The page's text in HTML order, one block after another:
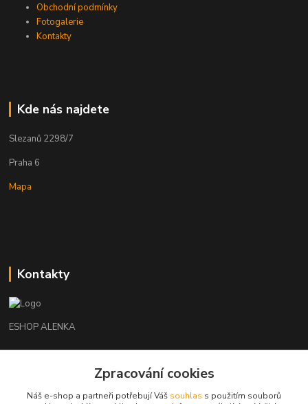
Obchodní podmínky
Fotogalerie
Kontakty
Kde nás najdete
Slezanů 2298/7
Praha 6
Mapa
Kontakty
ESHOP ALENKA
+420602541312Zpracování cookies
Náš e-shop a partneři potřebují Váš souhlas s použitím souborů